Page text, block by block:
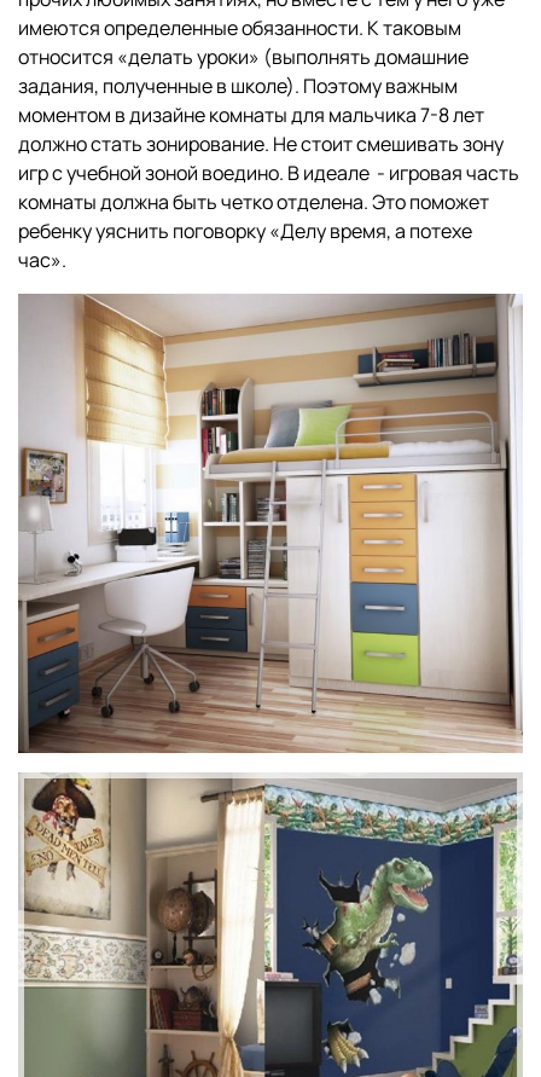
имеются определенные обязанности. К таковым
относится «делать уроки» (выполнять домашние
задания, полученные в школе). Поэтому важным
моментом в дизайне комнаты для мальчика 7-8 лет
должно стать зонирование. Не стоит смешивать зону
игр с учебной зоной воедино. В идеале - игровая часть
комнаты должна быть четко отделена. Это поможет
ребенку уяснить поговорку «Делу время, а потехе
час».